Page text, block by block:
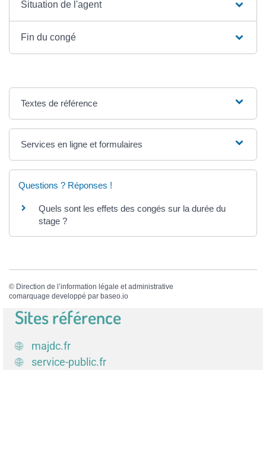
Situation de l'agent
Fin du congé
Textes de référence
Services en ligne et formulaires
Questions ? Réponses !
Quels sont les effets des congés sur la durée du
stage ?
© Direction de l’information légale et administrative
comarquage developpé par baseo.io
Sites référence
majdc.fr
service-public.fr